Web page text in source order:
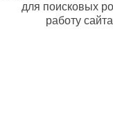
для поисковых
работу